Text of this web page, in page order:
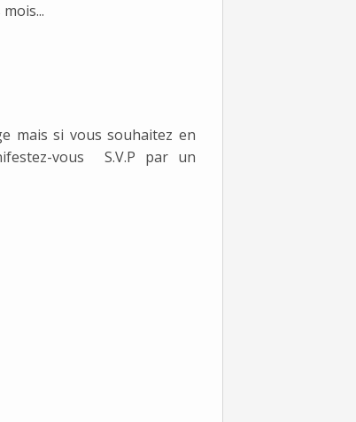
mais si vous souhaitez en
vous S.V.P par un